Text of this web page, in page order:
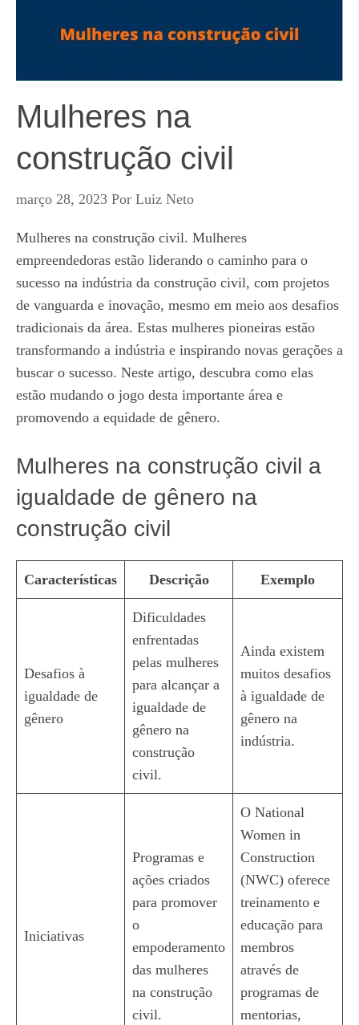
Mulheres na
construção civil
março 28, 2023 Por Luiz Neto
Mulheres na construção civil. Mulheres
empreendedoras estão liderando o caminho para o
sucesso na indústria da construção civil, com projetos
de vanguarda e inovação, mesmo em meio aos desafios
tradicionais da área. Estas mulheres pioneiras estão
transformando a indústria e inspirando novas gerações a
buscar o sucesso. Neste artigo, descubra como elas
estão mudando o jogo desta importante área e
promovendo a equidade de gênero.
Mulheres na construção civil a
igualdade de gênero na
construção civil
Características Descrição Exemplo
Desafios à
igualdade de
gênero
Dificuldades
enfrentadas
pelas mulheres
para alcançar a
igualdade de
gênero na
construção
civil.
Ainda existem
muitos desafios
à igualdade de
gênero na
indústria.
Iniciativas
Programas e
ações criados
para promover
o
empoderamento
das mulheres
na construção
civil.
O National
Women in
Construction
(NWC) oferece
treinamento e
educação para
membros
através de
programas de
mentorias,